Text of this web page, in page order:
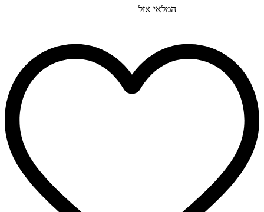
המלאי אזל